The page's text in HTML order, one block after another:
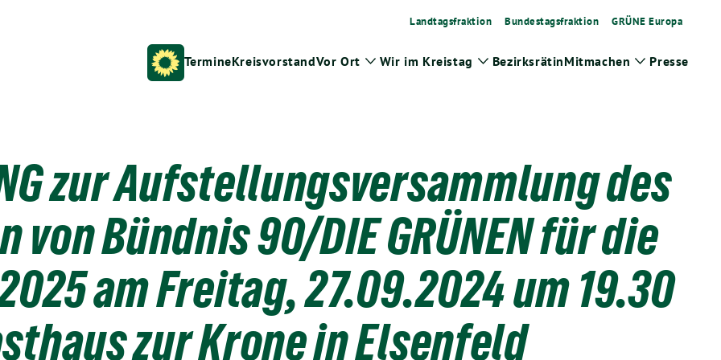
Landtagsfraktion Bundestagsfraktion GRÜNE Europa
TermineKreisvorstandVor Ort Zeige
Wir im Kreistag
Zeige
BezirksrätinMitmachen
Zeige
Presse
zur Aufstellungsversammlung des
Bündnis 90/DIE GRÜNEN für die
am Freitag, 27.09.2024 um 19.30
zur Krone in Elsenfeld